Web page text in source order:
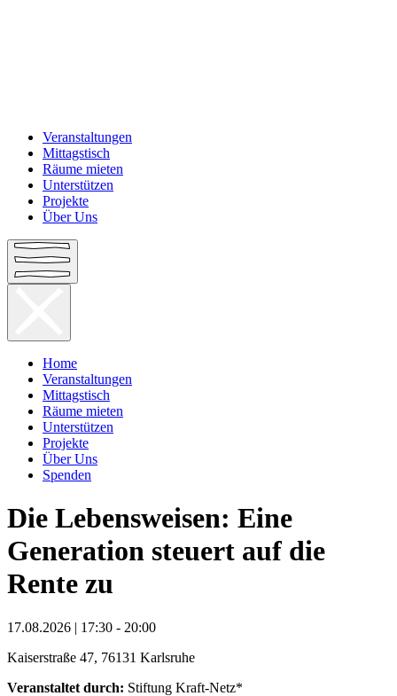
Veranstaltungen
Mittagstisch
Räume mieten
Unterstützen
Projekte
Über Uns
Home
Veranstaltungen
Mittagstisch
Räume mieten
Unterstützen
Projekte
Über Uns
Spenden
Die Lebensweisen: Eine
Generation steuert auf die
Rente zu
17.08.2026 | 17:30 - 20:00
Kaiserstraße 47, 76131 Karlsruhe
Veranstaltet durch: Stiftung Kraft-Netz*